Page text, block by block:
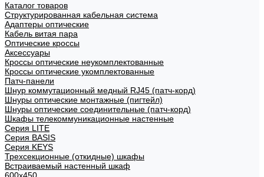
Каталог товаров
Структурированная кабельная система
Адаптеры оптические
Кабель витая пара
Оптические кроссы
Аксессуары
Кроссы оптические неукомплектованные
Кроссы оптические укомплектованные
Патч-панели
Шнур коммутационный медный RJ45 (патч-корд)
Шнуры оптические монтажные (пигтейл)
Шнуры оптические соединительные (патч-корд)
Шкафы телекоммуникационные настенные
Cерия LITE
Cерия BASIS
Cерия KEYS
Трехсекционные (откидные) шкафы
Встраиваемый настенный шкаф